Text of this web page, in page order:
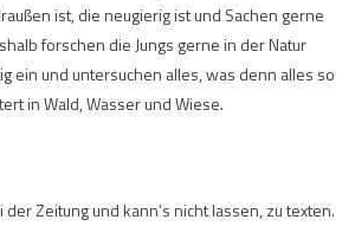
ist, die neugierig ist und Sachen gerne
forschen die Jungs gerne in der Natur
ein und untersuchen alles, was denn alles so
in Wald, Wasser und Wiese.
Zeitung und kann’s nicht lassen, zu texten.